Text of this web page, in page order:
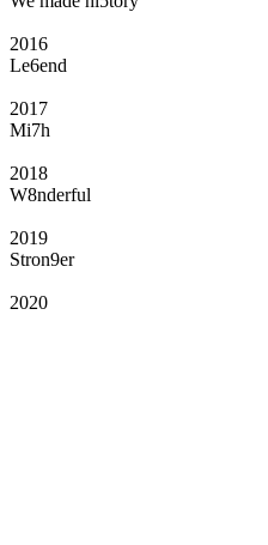
2016
Le6end
2017
Mi7h
2018
W8nderful
2019
Stron9er
2020